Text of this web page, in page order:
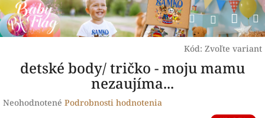
Prejsť
na
obsah
Hľadať
Kód: Zvoľte variant
detské body/ tričko - moju mamu
nezaujíma...
Priemerné
Neohodnotené Podrobnosti hodnotenia